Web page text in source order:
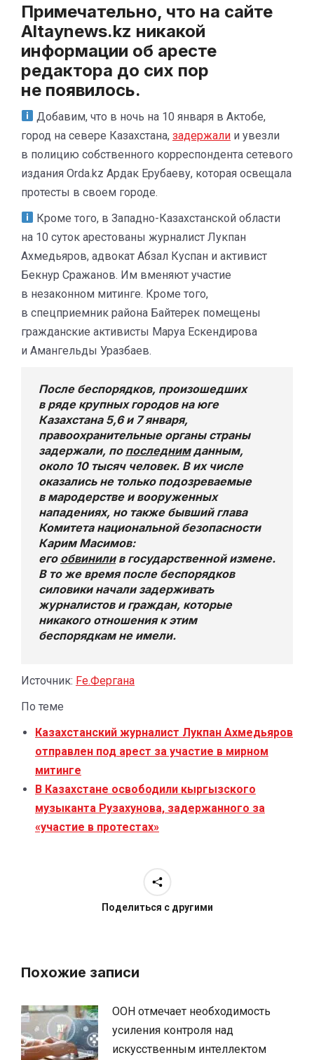
Примечательно, что на сайте
Аltaynews.kz никакой
информации об аресте
редактора до сих пор
не появилось.
Добавим, что в ночь на 10 января в Актобе,
город на севере Казахстана, задержали и увезли
в полицию собственного корреспондента сетевого
издания Orda.kz Ардак Ерубаеву, которая освещала
протесты в своем городе.
Кроме того, в Западно-Казахстанской области
на 10 суток арестованы журналист Лукпан
Ахмедьяров, адвокат Абзал Куспан и активист
Бекнур Сражанов. Им вменяют участие
в незаконном митинге. Кроме того,
в спецприемник района Байтерек помещены
гражданские активисты Маруа Ескендирова
и Амангельды Уразбаев.
После беспорядков, произошедших
в ряде крупных городов на юге
Казахстана 5,6 и 7 января,
правоохранительные органы страны
задержали, по последнимданным,
около 10 тысяч человек. В их числе
оказались не только подозреваемые
в мародерстве и вооруженных
нападениях, но также бывший глава
Комитета национальной безопасности
Карим Масимов:
его обвинилив государственной измене.
В то же время после беспорядков
силовики начали задерживать
журналистов и граждан, которые
никакого отношения к этим
беспорядкам не имели.
Источник: Fe.Фергана
По теме
Казахстанский журналист Лукпан Ахмедьяров
отправлен под арест за участие в мирном
митинге
В Казахстане освободили кыргызского
музыканта Рузахунова, задержанного за
«участие в протестах»
Поделиться с другими
Похожие записи
ООН отмечает необходимость
усиления контроля над
искусственным интеллектом